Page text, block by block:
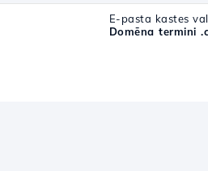
E-pasta kastes
Domēna termini